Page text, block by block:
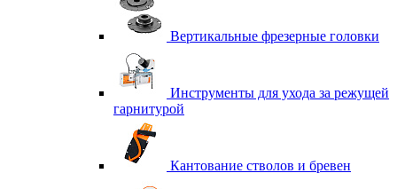
Вертикальные фрезерные головки
Инструменты для ухода за режущей
гарнитурой
Кантование стволов и бревен